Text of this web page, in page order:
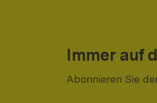
Immer auf
Abonnieren Sie